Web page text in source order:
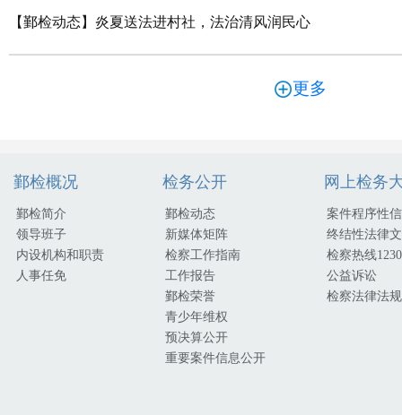
【鄞检动态】炎夏送法进村社，法治清风润民心
更多
鄞检概况
鄞检简介
领导班子
内设机构和职责
人事任免
检务公开
鄞检动态
新媒体矩阵
检察工作指南
工作报告
鄞检荣誉
青少年维权
预决算公开
重要案件信息公开
网上检务
案件程序性
终结性法律
检察热线
公益诉讼
检察法律法